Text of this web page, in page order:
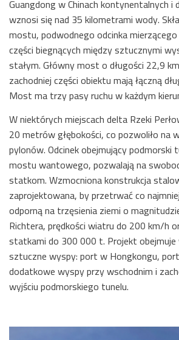
Guangdong w Chinach kontynentalnych i
wznosi się nad 35 kilometrami wody.
mostu, podwodnego odcinka
części biegnących między sztucznymi
stałym. Główny most o długości 22,9
zachodniej części obiektu mają łączną
Most ma trzy pasy ruchu w każdym
W niektórych miejscach delta Rzeki
20 metrów głębokości, co pozwoliło na
pylonów. Odcinek obejmujący podmorski
mostu wantowego, pozwalają na
statkom. Wzmocniona konstrukcja
zaprojektowana, by przetrwać co
odporną na trzęsienia ziemi o
Richtera, prędkości wiatru do 200 km/h
statkami do 300 000 t. Projekt
sztuczne wyspy: port w Hongkongu,
dodatkowe wyspy przy wschodnim i
wyjściu podmorskiego tunelu.